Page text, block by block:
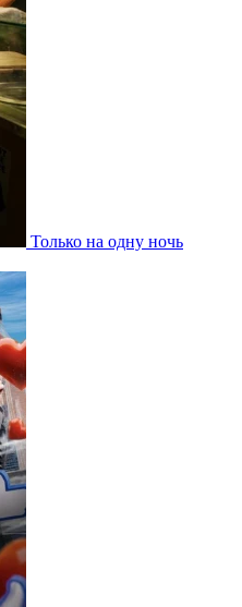
Только на одну ночь